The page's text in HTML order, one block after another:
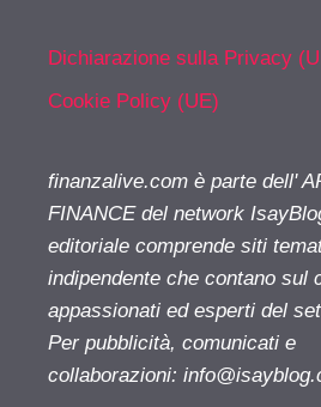
Dichiarazione sulla Privacy
Cookie Policy (UE)
finanzalive.com è parte dell'
FINANCE del network
editoriale comprende siti
indipendente che contano sul
appassionati ed esperti del
Per pubblicità, comunicati e
collaborazioni: